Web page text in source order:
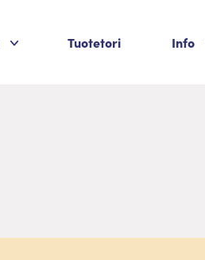
Palvelukategoriat
Tuotetori Info